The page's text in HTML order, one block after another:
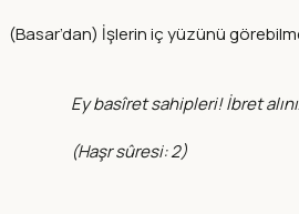
(Basar’dan) İşlerin iç yüzünü
Ey basîret sahipleri! İbret
(Haşr sûresi: 2)